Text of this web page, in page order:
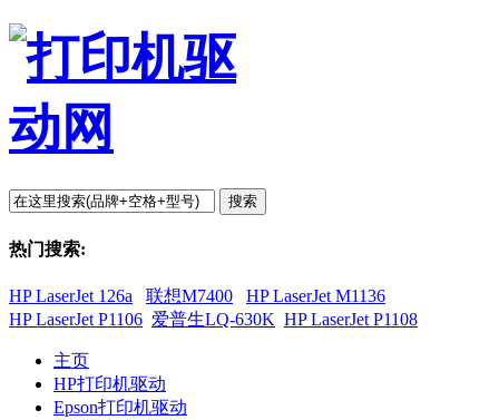
搜索
热门搜索:
HP LaserJet 126a 联想M7400
HP LaserJet M1136
HP LaserJet P1106 爱普生LQ-630K HP LaserJet P1108
主页
HP打印机驱动
Epson打印机驱动